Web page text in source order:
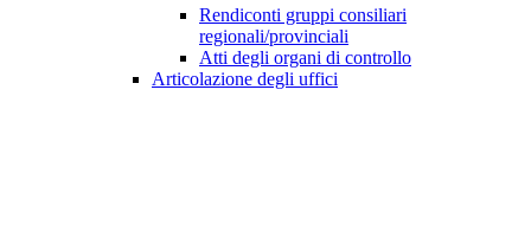
Rendiconti gruppi consiliari
regionali/provinciali
Atti degli organi di controllo
Articolazione degli uffici